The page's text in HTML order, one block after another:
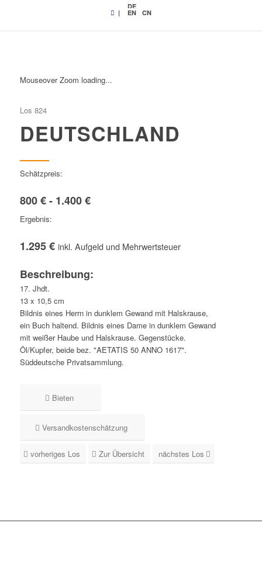
|
DE
EN CN
Mouseover Zoom loading...
Los 824
DEUTSCHLAND
Schätzpreis:
800 € - 1.400 €
Ergebnis:
1.295 € inkl. Aufgeld und Mehrwertsteuer
Beschreibung:
17. Jhdt.
13 x 10,5 cm
Bildnis eines Herrn in dunklem Gewand mit Halskrause,
ein Buch haltend. Bildnis eines Dame in dunklem Gewand
mit weißer Haube und Halskrause. Gegenstücke.
Öl/Kupfer, beide bez. "AETATIS 50 ANNO 1617".
Süddeutsche Privatsammlung.
Bieten
Versandkostenschätzung
vorheriges Los Zur Übersicht nächstes Los